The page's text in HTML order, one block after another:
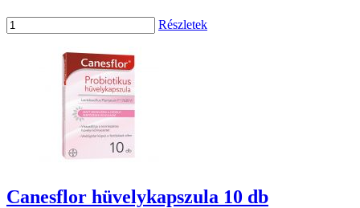
Részletek
Canesflor hüvelykapszula 10 db